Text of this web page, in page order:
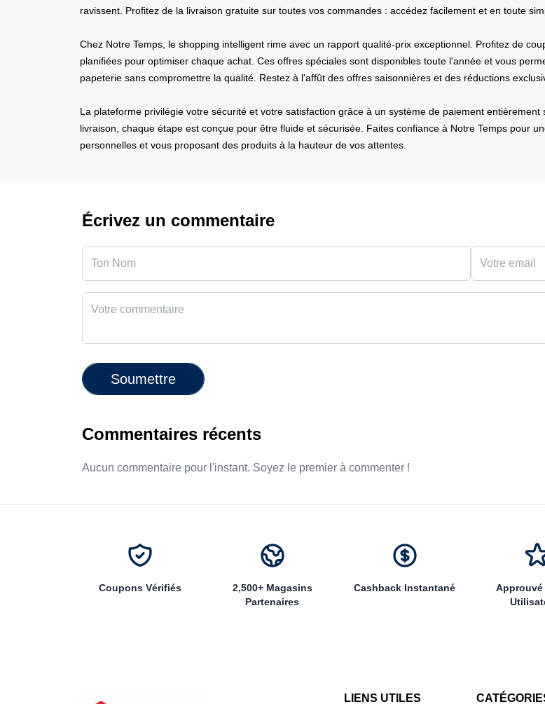
ravissent. Profitez de la livraison gratuite sur toutes vos commandes : accédez facilement et en toute
Chez Notre Temps, le shopping intelligent rime avec un rapport qualité-prix exceptionnel. Profitez de
planifiées pour optimiser chaque achat. Ces offres spéciales sont disponibles toute l'année et vous
papeterie sans compromettre la qualité. Restez à l'affût des offres saisonnières et des réductions
La plateforme privilégie votre sécurité et votre satisfaction grâce à un système de paiement
livraison, chaque étape est conçue pour être fluide et sécurisée. Faites confiance à Notre Temps pour
personnelles et vous proposant des produits à la hauteur de vos attentes.
Écrivez un commentaire
Soumettre
Commentaires récents
Aucun commentaire pour l'instant. Soyez le premier à commenter !
Coupons Vérifiés
2,500+ Magasins
Partenaires
Cashback Instantané
Approuvé
LIENS UTILES